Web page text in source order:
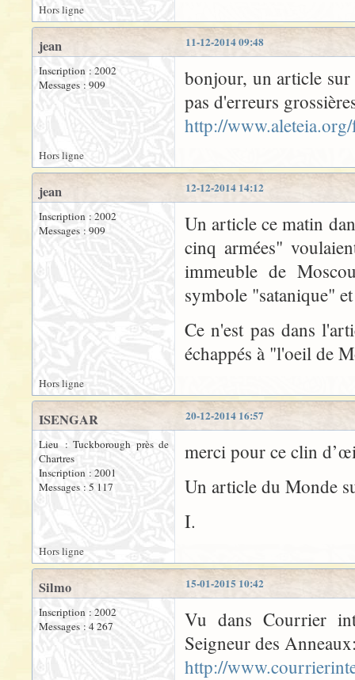
Hors ligne
11-12-2014 09:48
jean
Inscription : 2002
Messages : 909
bonjour, un article sur
pas d'erreurs
http://
Hors ligne
12-12-2014 14:12
jean
Inscription : 2002
Messages : 909
Un article ce matin
cinq armées"
immeuble de
symbole "satanique"
Ce n'est pas dans
échappés à "l'oeil de
Hors ligne
20-12-2014 16:57
ISENGAR
Lieu : Tuckborough près de
Chartres
Inscription : 2001
Messages : 5 117
merci pour ce clin
Un article du Monde
I.
Hors ligne
15-01-2015 10:42
Silmo
Inscription : 2002
Messages : 4 267
Vu dans Courrier
Seigneur des
http://